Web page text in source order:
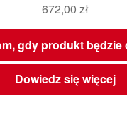
672,00 zł
gdy produkt będzie
Dowiedz się więcej